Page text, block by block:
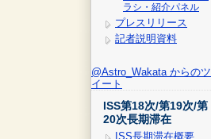
ラシ・紹介パネル
プレスリリース
記者説明資料
@Astro_Wakata からのツ
イート
ISS第18次/第19次/第
20次長期滞在
ISS長期滞在概要